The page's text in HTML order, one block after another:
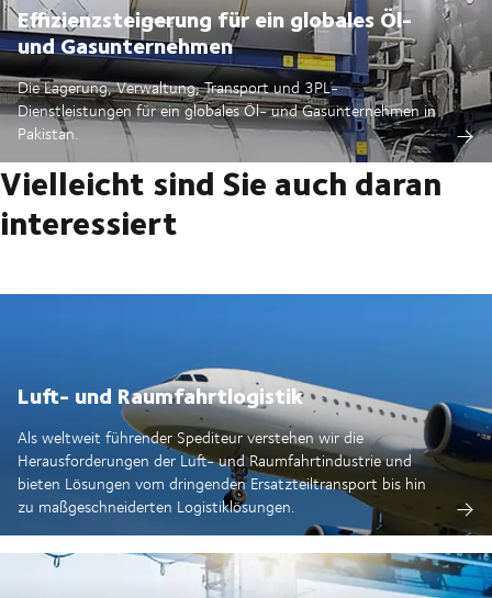
Effizienzsteigerung für ein globales Öl-
und Gasunternehmen
Die Lagerung, Verwaltung, Transport und 3PL-
Dienstleistungen für ein globales Öl- und Gasunternehmen in
Pakistan.
Vielleicht sind Sie auch daran
interessiert
Luft- und Raumfahrtlogistik
Als weltweit führender Spediteur verstehen wir die
Herausforderungen der Luft- und Raumfahrtindustrie und
bieten Lösungen vom dringenden Ersatzteiltransport bis hin
zu maßgeschneiderten Logistiklösungen.